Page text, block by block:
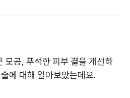
모공, 푸석한 피부 결을 개선하
에 대해 알아보았는데요.